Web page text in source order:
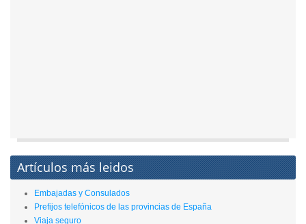
Artículos más leidos
Embajadas y Consulados
Prefijos telefónicos de las provincias de España
Viaja seguro